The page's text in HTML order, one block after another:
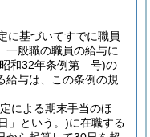
に基づいてすでに職員
一般職の職員の給与に
和32年条例第 号)の
給与は、この条例の規
による期末手当のほ
」という。)に在職する